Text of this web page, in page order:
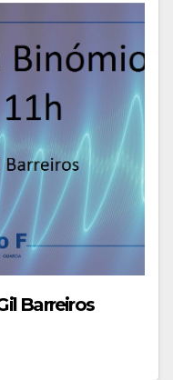
Barreiros